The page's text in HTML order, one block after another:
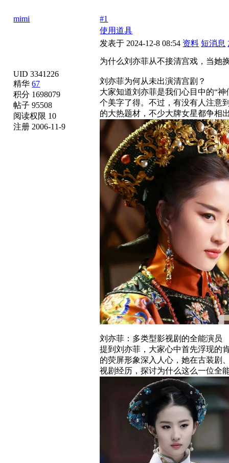
mimi
UID 3341226
精华67
积分 1698079
帖子 95508
阅读权限 10
注册 2006-11-9
#1
使用道具
发表于 2024-12-8 08:54 资料 短消息
为什么刘亦菲从不接清宫戏，当她
刘亦菲为何从未出演清宫剧？
大家知道刘亦菲是我们心目中的“
个美字了得。不过，有没有人注意
的大热题材，不少大牌女星都争相
刘亦菲：多类型影视剧的全能演员
提到刘亦菲，大家心中首先浮现的
的荧屏形象深入人心，她在古装剧
视剧经历，探讨为什么这么一位全